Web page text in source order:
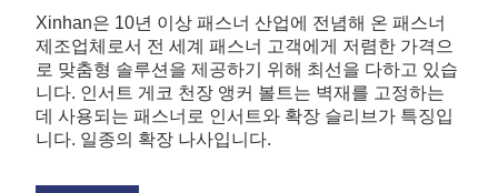
Xinhan은 10년 이상 패스너 산업에 전념해 온 패스너
제조업체로서 전 세계 패스너 고객에게 저렴한 가격으
로 맞춤형 솔루션을 제공하기 위해 최선을 다하고 있습
니다. 인서트 게코 천장 앵커 볼트는 벽재를 고정하는
데 사용되는 패스너로 인서트와 확장 슬리브가 특징입
니다. 일종의 확장 나사입니다.